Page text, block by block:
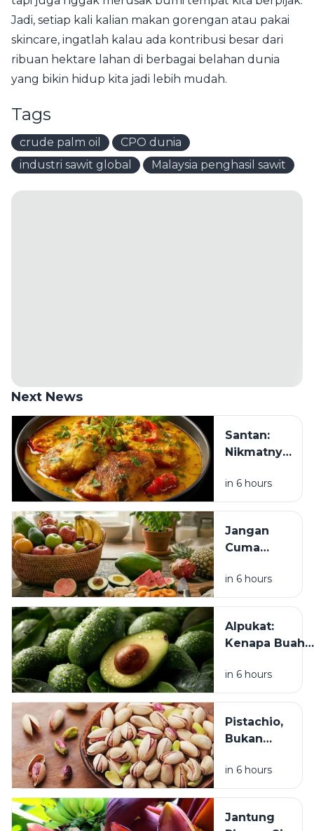
Jadi, setiap kali kalian makan gorengan atau pakai
skincare, ingatlah kalau ada kontribusi besar dari
ribuan hektare lahan di berbagai belahan dunia
yang bikin hidup kita jadi lebih mudah.
Tags
crude palm oil
CPO dunia
industri sawit global
Malaysia penghasil sawit
Next News
Santan:
Nikmatnya
Nagih, Tapi
Benarkah
Alarm
untuk
in 6 hours
Jangan
Cuma
Mental,
Usus Juga
Self-Care:
6 Buah Ini
in 6 hours
Alpukat:
Kenapa Buah
Favorit Banyak
Orang? Ini
Alasan di Balik
Popularitasnya
in 6 hours
Pistachio,
Bukan
Camilan
Mahal: Ini
untuk
in 6 hours
Jantung